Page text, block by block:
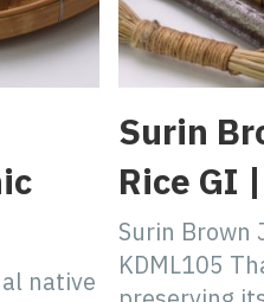
native
Surin
Rice GI
Surin Brown
KDML105